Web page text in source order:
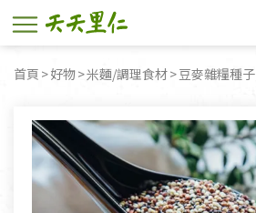
首頁 好物 米麵/調理食材 豆麥雜糧種子